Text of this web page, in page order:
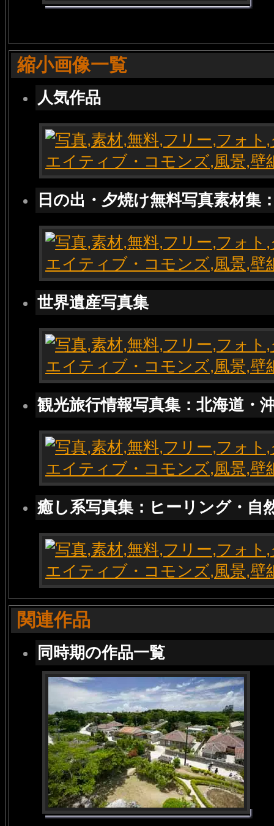
縮小画像一覧
人気作品
日の出・夕焼け無料写真素材集
世界遺産写真集
観光旅行情報写真集：北海道・
癒し系写真集：ヒーリング・自
関連作品
同時期の作品一覧